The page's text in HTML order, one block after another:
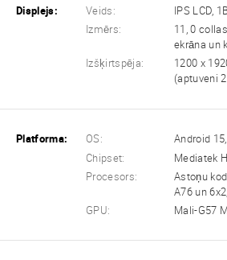
Displejs: Veids:
IPS LCD,
Izmērs:
11, 0
ekrāna un
Izšķirtspēja:
1200 x
(aptuveni
Platforma: OS:
Android
Chipset:
Mediatek
Procesors:
Astoņu
A76 un
GPU:
Mali-G57